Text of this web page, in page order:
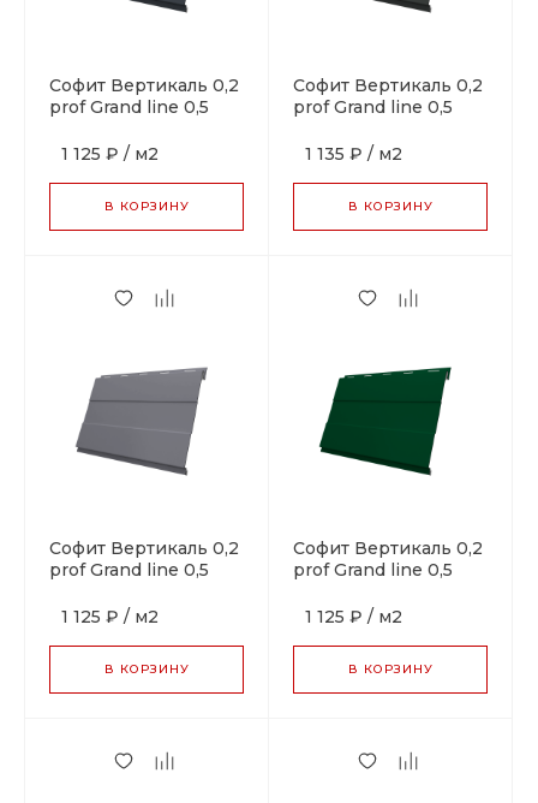
Софит Вертикаль 0,2
prof Grand line 0,5
7024 мокрый
1 125 ₽ / м2
В КОРЗИНУ
Софит Вертикаль 0,2
prof Grand line 0,5
7016 антрацитово-
1 135 ₽ / м2
В КОРЗИНУ
Софит Вертикаль 0,2
prof Grand line 0,5
7004 сигнальный
1 125 ₽ / м2
В КОРЗИНУ
Софит Вертикаль 0,2
prof Grand line 0,5
6005 зеленый мох
1 125 ₽ / м2
В КОРЗИНУ